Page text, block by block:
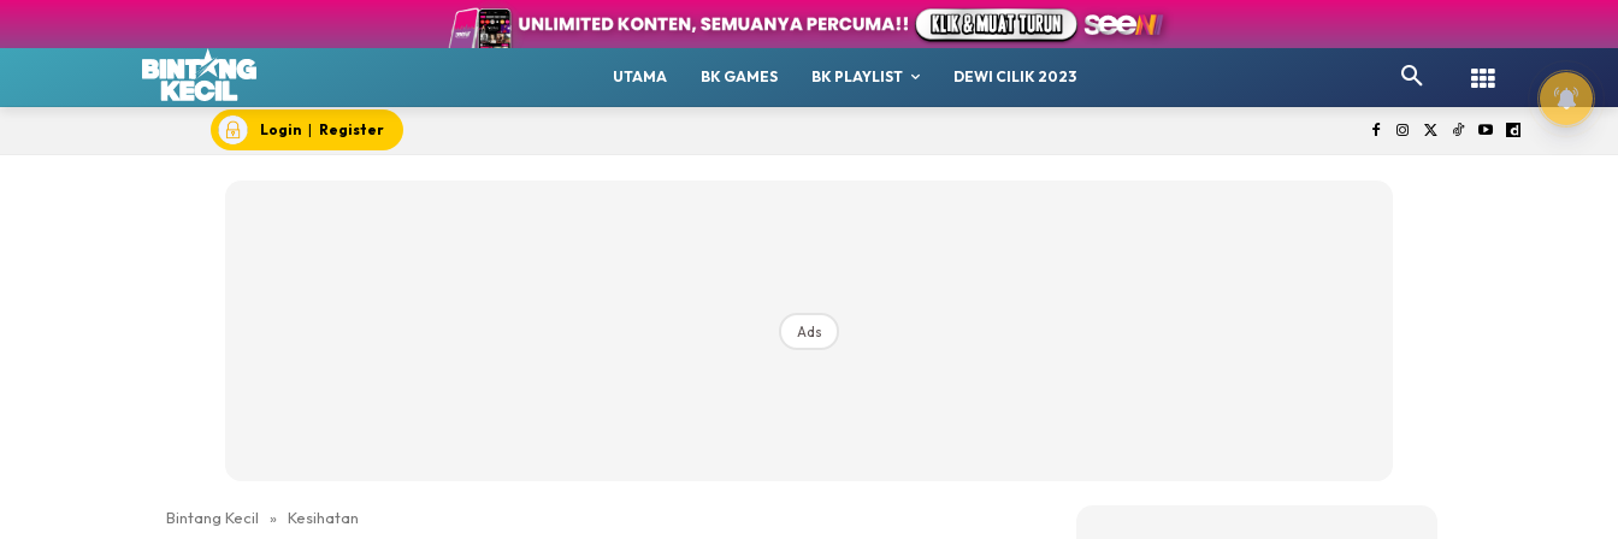
BK Tour
BK Whatsup
UTAMA BK GAMES BK PLAYLIST DEWI CILIK 2023
Login| Register
Ads
Bintang Kecil » Kesihatan